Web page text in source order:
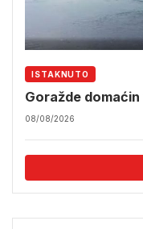
ISTAKNUTO
Goražde
08/08/2026